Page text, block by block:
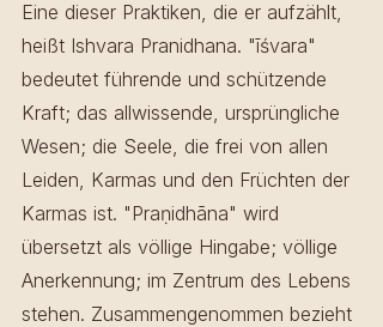
Eine dieser Praktiken, die er aufzählt,
heißt Ishvara Pranidhana. "īśvara"
bedeutet führende und schützende
Kraft; das allwissende, ursprüngliche
Wesen; die Seele, die frei von allen
Leiden, Karmas und den Früchten der
Karmas ist. "Praṇidhāna" wird
übersetzt als völlige Hingabe; völlige
Anerkennung; im Zentrum des Lebens
stehen. Zusammengenommen bezieht